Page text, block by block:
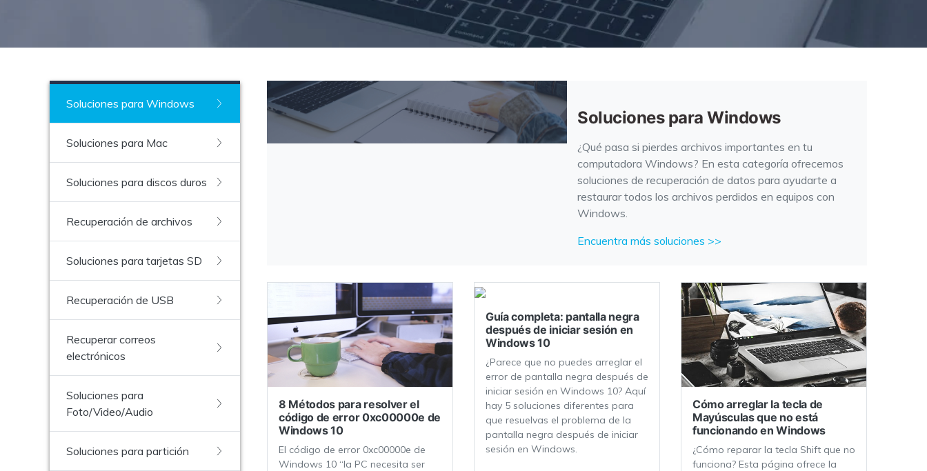
Recuperar Datos de NAS
Recuperar
Documentos
Recuperar
ZIP
Recuperar
Email
Recuperar
PPT
Recuperar
PDF
Escenarios de Pérdida
de Datos
Recuperar
Recuperar
Formateados
Recuperar
Disco Dañado
Recuperar
VER TODAS LAS FUNCIONES
Soluciones para Windows
Soluciones para Mac
Soluciones para discos duros
Recuperación de archivos
Soluciones para tarjetas SD
Recuperación de USB
Recuperar correos
electrónicos
Soluciones para
Foto/Video/Audio
Soluciones para partición
Soluciones para Windows
¿Qué pasa si pierdes archivos importantes en tu
computadora Windows? En esta categoría ofrecemos
soluciones de recuperación de datos para ayudarte a
restaurar todos los archivos perdidos en equipos con
Windows.
Encuentra más soluciones >>
8 Métodos para resolver el
código de error 0xc00000e de
Windows 10
El código de error 0xc00000e de
Windows 10 “la PC necesita ser
Guía completa: pantalla negra
después de iniciar sesión en
Windows 10
¿Parece que no puedes arreglar el
error de pantalla negra después de
iniciar sesión en Windows 10? Aquí
hay 5 soluciones diferentes para
que resuelvas el problema de la
pantalla negra después de iniciar
sesión en Windows.
Cómo arreglar la tecla de
Mayúsculas que no está
funcionando en Windows
¿Cómo reparar la tecla Shift que no
funciona? Esta página ofrece la